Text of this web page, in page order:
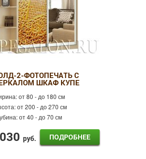
2-ФОТОПЕЧАТЬ С
ШКАФ КУПЕ
от 80 - до 180 см
от 200 - до 270 см
от 40 - до 70 см
руб. ПОДРОБНЕЕ